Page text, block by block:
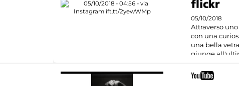
05/10/2018
Attraverso
con una
una bella
giunge